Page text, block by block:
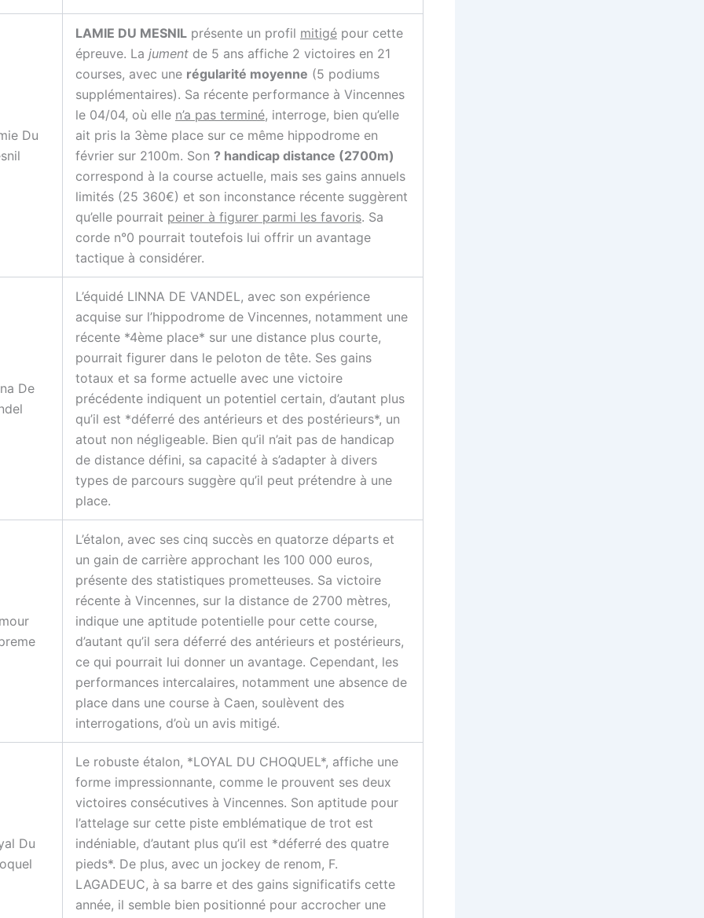
Du
LAMIE DU MESNIL présente un profil mitigé pour cette
épreuve. La jument de 5 ans affiche 2 victoires en 21
courses, avec une régularité moyenne (5 podiums
supplémentaires). Sa récente performance à Vincennes
le 04/04, où elle n’a pas terminé, interroge, bien qu’elle
ait pris la 3ème place sur ce même hippodrome en
février sur 2100m. Son ? handicap distance (2700m)
correspond à la course actuelle, mais ses gains annuels
limités (25 360€) et son inconstance récente suggèrent
qu’elle pourrait peiner à figurer parmi les favoris. Sa
corde n°0 pourrait toutefois lui offrir un avantage
tactique à considérer.
De
L’équidé LINNA DE VANDEL, avec son expérience
acquise sur l’hippodrome de Vincennes, notamment une
récente *4ème place* sur une distance plus courte,
pourrait figurer dans le peloton de tête. Ses gains
totaux et sa forme actuelle avec une victoire
précédente indiquent un potentiel certain, d’autant plus
qu’il est *déferré des antérieurs et des postérieurs*, un
atout non négligeable. Bien qu’il n’ait pas de handicap
de distance défini, sa capacité à s’adapter à divers
types de parcours suggère qu’il peut prétendre à une
place.
L’étalon, avec ses cinq succès en quatorze départs et
un gain de carrière approchant les 100 000 euros,
présente des statistiques prometteuses. Sa victoire
récente à Vincennes, sur la distance de 2700 mètres,
indique une aptitude potentielle pour cette course,
d’autant qu’il sera déferré des antérieurs et postérieurs,
ce qui pourrait lui donner un avantage. Cependant, les
performances intercalaires, notamment une absence de
place dans une course à Caen, soulèvent des
interrogations, d’où un avis mitigé.
Du
Le robuste étalon, *LOYAL DU CHOQUEL*, affiche une
forme impressionnante, comme le prouvent ses deux
victoires consécutives à Vincennes. Son aptitude pour
l’attelage sur cette piste emblématique de trot est
indéniable, d’autant plus qu’il est *déferré des quatre
pieds*. De plus, avec un jockey de renom, F.
LAGADEUC, à sa barre et des gains significatifs cette
année, il semble bien positionné pour accrocher une